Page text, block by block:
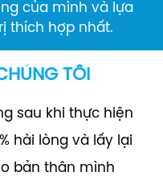
của mình và lựa
thích hợp nhất.
TÔI
sau khi thực hiện
hài lòng và lấy lại
bản thân mình